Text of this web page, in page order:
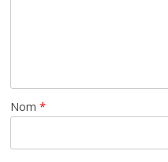
Nom *